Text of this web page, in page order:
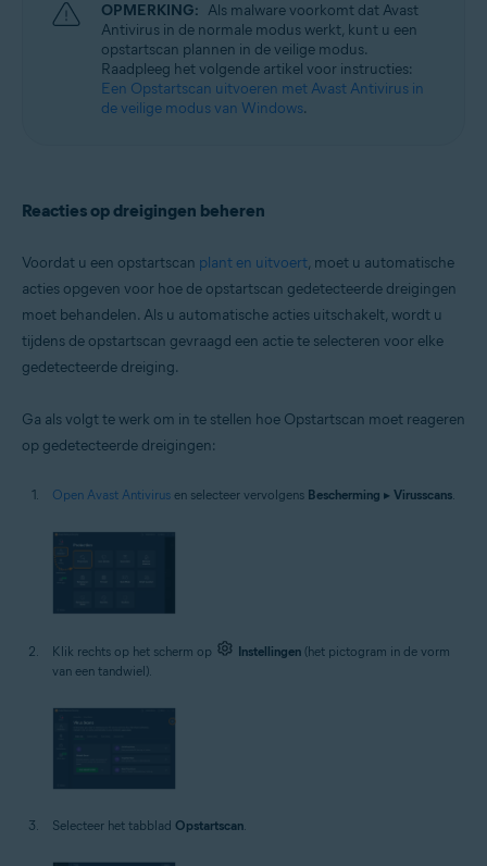
OPMERKING: Als malware voorkomt dat Avast
Antivirus in de normale modus werkt, kunt u een
opstartscan plannen in de veilige modus.
Raadpleeg het volgende artikel voor instructies:
Een Opstartscan uitvoeren met Avast Antivirus in
de veilige modus van Windows.
Reacties op dreigingen beheren
Voordat u een opstartscan plant en uitvoert, moet u automatische
acties opgeven voor hoe de opstartscan gedetecteerde dreigingen
moet behandelen. Als u automatische acties uitschakelt, wordt u
tijdens de opstartscan gevraagd een actie te selecteren voor elke
gedetecteerde dreiging.
Ga als volgt te werk om in te stellen hoe Opstartscan moet reageren
op gedetecteerde dreigingen:
Open Avast Antivirus en selecteer vervolgens Bescherming ▸ Virusscans.
Klik rechts op het scherm op Instellingen (het pictogram in de vorm
van een tandwiel).
Selecteer het tabblad Opstartscan.